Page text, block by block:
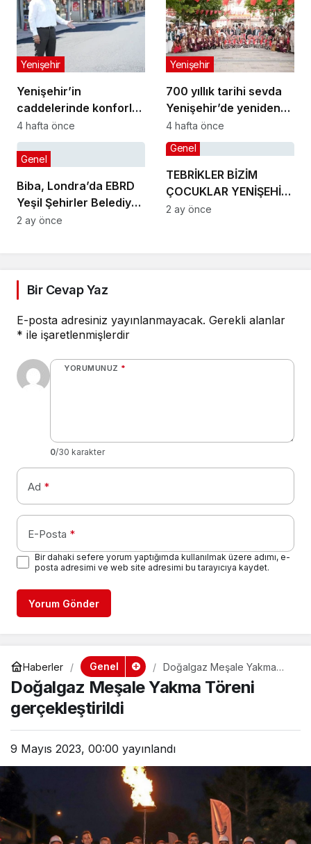
Yenişehir’in
caddelerinde konforlu
yolculuk
Yenişehir
4 hafta önce
700 yıllık tarihi sevda
Yenişehir’de yeniden
hayat buldu
Yenişehir
4 hafta önce
Biba, Londra’da EBRD
Yeşil Şehirler Belediye
Başkanları
Genel
2 ay önce
TEBRİKLER BİZİM
ÇOCUKLAR YENİŞEHİR’İ
MAKEDONYA’DA
Genel
2 ay önce
Bir Cevap Yaz
E-posta adresiniz yayınlanmayacak. Gerekli alanlar
* ile işaretlenmişlerdir
YORUMUNUZ *
0/30 karakter
Ad *
E-Posta *
Bir dahaki sefere yorum yaptığımda kullanılmak üzere adımı, e-
posta adresimi ve web site adresimi bu tarayıcıya kaydet.
Yorum Gönder
Haberler Genel
Doğalgaz Meşale Yakma
Töreni gerçekleştirildi
Doğalgaz Meşale Yakma Töreni
gerçekleştirildi
9 Mayıs 2023, 00:00 yayınlandı